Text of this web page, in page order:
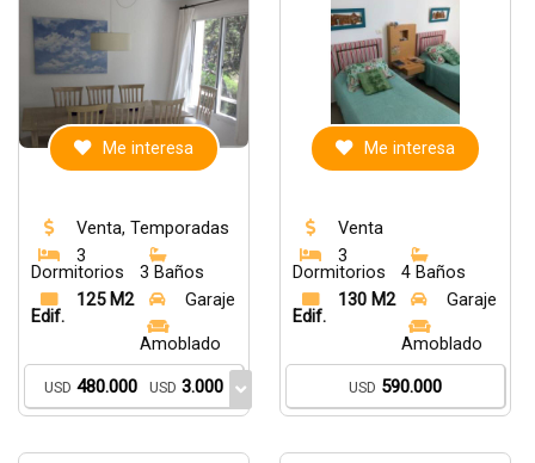
Me interesa
Venta, Temporadas
3
Dormitorios
3 Baños
125 M2
Edif.
Garaje
Amoblado
USD 480.000 USD 3.000
Me interesa
Venta
3
Dormitorios
4 Baños
130 M2
Edif.
Garaje
Amoblado
USD 590.000